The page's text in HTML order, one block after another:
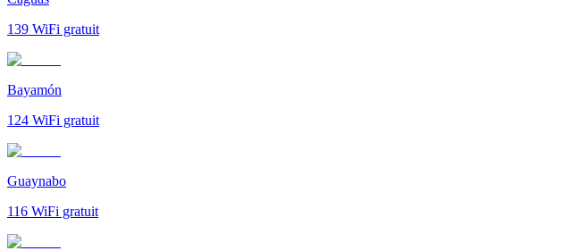
139 WiFi gratuit
Bayamón
124 WiFi gratuit
Guaynabo
116 WiFi gratuit